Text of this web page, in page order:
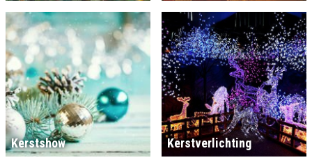
Kerstshow Kerstverlichting